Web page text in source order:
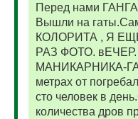
Перед нами
Вышли на
КОЛОРИТА , Я
РАЗ ФОТО. вЕЧЕР.
МАНИКАРНИКА-
метрах от
сто человек в
количества дров